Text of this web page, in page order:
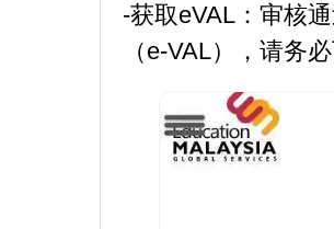
-获取eVAL：审核
（e-VAL），请务